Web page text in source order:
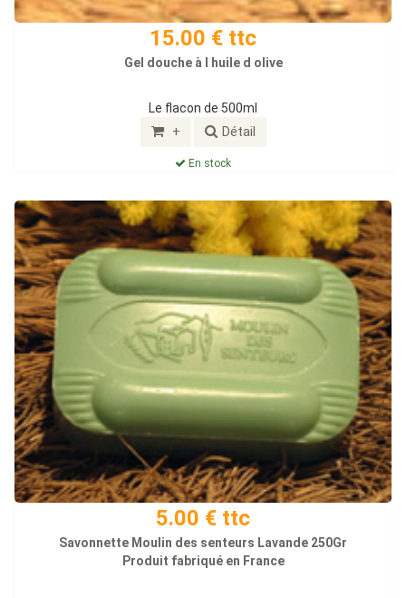
15.00 € ttc
Gel douche à l huile d olive
Le flacon de 500ml
+ Détail
En stock
5.00 € ttc
Savonnette Moulin des senteurs Lavande 250Gr
Produit fabriqué en France